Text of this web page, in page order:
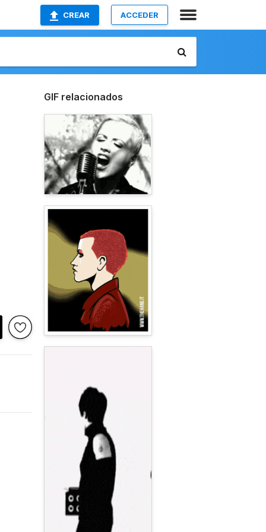
CREAR ACCEDER
GIF relacionados